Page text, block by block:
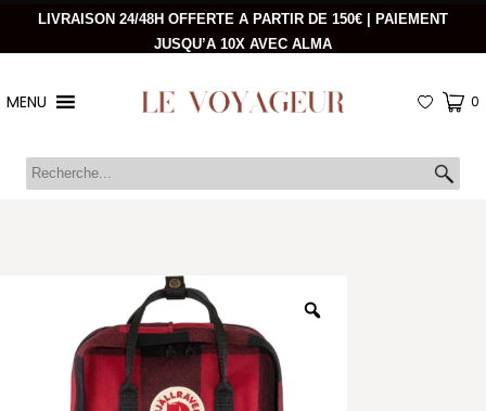
LIVRAISON 24/48H OFFERTE A PARTIR DE 150€ | PAIEMENT
JUSQU’A 10X AVEC ALMA
MENU 0